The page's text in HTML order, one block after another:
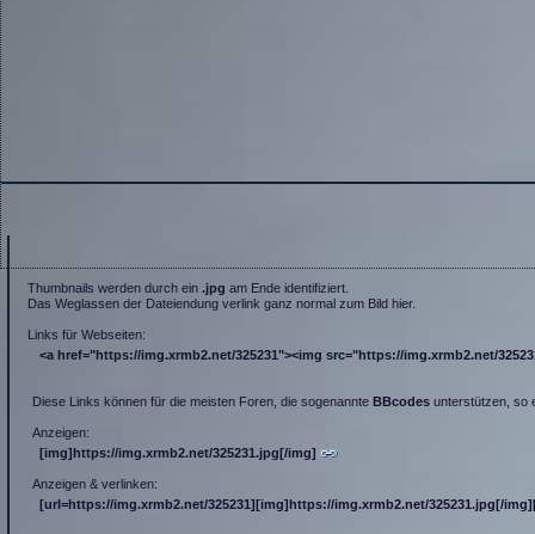
Thumbnails werden durch ein .jpg am Ende identifiziert.
Das Weglassen der Dateiendung verlink ganz normal zum Bild hier.
Links für Webseiten:
<a href="https://img.xrmb2.net/325231"><img src="https://img.xrmb2.net/
Diese Links können für die meisten Foren, die sogenannte BBcodes unterstützen, so
Anzeigen:
[img]https://img.xrmb2.net/325231.jpg[/img]
Anzeigen & verlinken:
[url=https://img.xrmb2.net/325231][img]https://img.xrmb2.net/325231.jpg[/